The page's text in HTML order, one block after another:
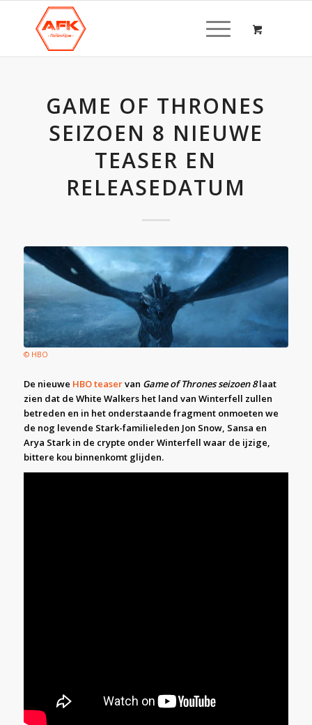
GAME OF THRONES
SEIZOEN 8 NIEUWE
TEASER EN
RELEASEDATUM
© HBO
De nieuwe HBO teaservan Game of Thrones seizoen 8laat
zien dat de White Walkers het land van Winterfell zullen
betreden en in het onderstaande fragment onmoeten we
de nog levende Stark-familieleden Jon Snow, Sansa en
Arya Stark in de crypte onder Winterfell waar de ijzige,
bittere kou binnenkomt glijden.